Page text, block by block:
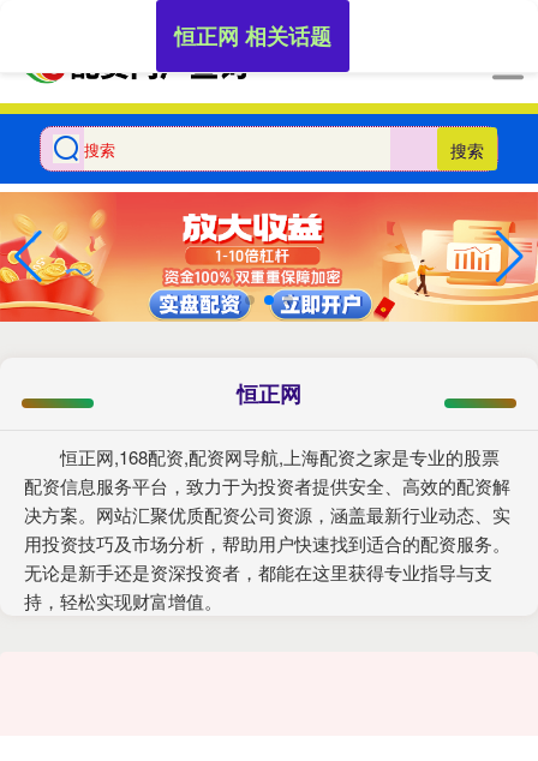
搜索
恒正网
恒正网,168配资,配资网导航,上海配资之家是专业的股票
配资信息服务平台，致力于为投资者提供安全、高效的配资解
决方案。网站汇聚优质配资公司资源，涵盖最新行业动态、实
用投资技巧及市场分析，帮助用户快速找到适合的配资服务。
无论是新手还是资深投资者，都能在这里获得专业指导与支
持，轻松实现财富增值。
恒正网 相关话题